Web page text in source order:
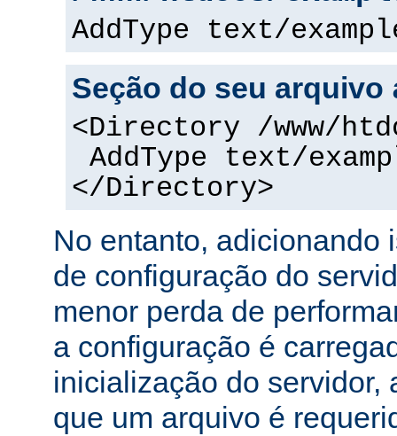
AddType text/
Seção do seu arquivo
<Directory /www/
AddType text/
</Directory>
No entanto, adicionando
de configuração do
menor perda de
a configuração é
inicialização do servidor,
que um arquivo é